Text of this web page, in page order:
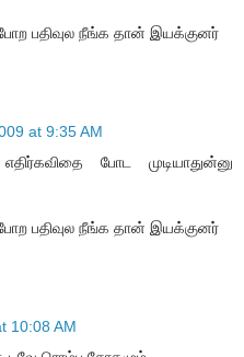
பதிவுல நீங்க தான் இயக்குனர்
at 9:35 AM
போட முடியாதுன்னு
பதிவுல நீங்க தான் இயக்குனர்
10:08 AM